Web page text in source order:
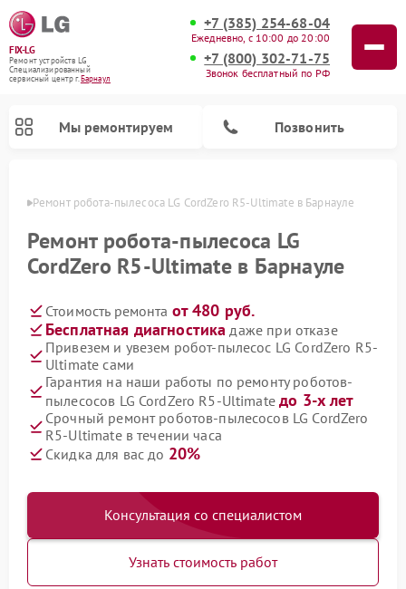
FIX-LG
Ремонт устройств LG
Специализированный
cервисный центр г.Барнаул
+7 (385) 254-68-04
Ежедневно, с 10:00 до 20:00
+7 (800) 302-71-75
Звонок бесплатный по РФ
Мы ремонтируем Позвонить
Ремонт робота-пылесоса LG CordZero R5-Ultimate в Барнауле
Ремонт робота-пылесоса LG
CordZero R5-Ultimate в Барнауле
Стоимость ремонта от 480 руб.
Бесплатная диагностика даже при отказе
Привезем и увезем робот-пылесос LG CordZero R5-
Ultimate сами
Гарантия на наши работы по ремонту роботов-
пылесосов LG CordZero R5-Ultimateдо 3-х лет
Срочный ремонт роботов-пылесосов LG CordZero
R5-Ultimate в течении часа
Скидка для вас до 20%
Консультация со специалистом
Узнать стоимость работ